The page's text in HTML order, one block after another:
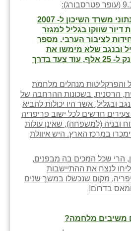
"נוטשים את הגליל. נתוני משרד השיכון ל- 2007
רק 40 יחידות דיור שווקו בגליל למגזר
לעומת 550 יחידות לציבור הערבי. מספר
ובנגב שלא מימשו את
זכאותם למשכנתה זינק ל- 25 אלף, עוד צעד בדרך
והפרקליטות מנהלים מלחמת
הרסנית, בשכונות ההרחבה של
ובגליל, אשר היו יכולות להביא
חדשים לכל ישוב פריפריה
ובניה (למשפחה), שאינן עולות
חדרים שימכרו במרכז הארץ. היש איוולת
הרי שכל המכים בה מבפנים,
לנצח את ההתיישבות
מקום שנכשלו במשך שנים
בדרום!
משיבים מלחמה?